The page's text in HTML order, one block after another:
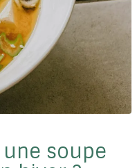
soupe